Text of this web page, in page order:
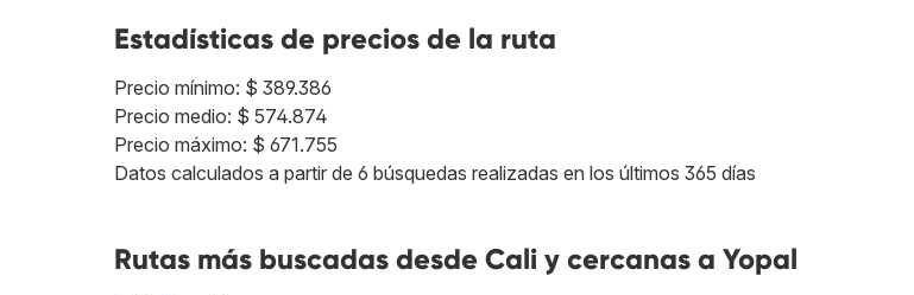
Estadísticas de precios de la ruta
Precio mínimo: $ 389.386
Precio medio: $ 574.874
Precio máximo: $ 671.755
Datos calculados a partir de 6 búsquedas realizadas en los últimos 365 días
Rutas más buscadas desde Cali y cercanas a Yopal